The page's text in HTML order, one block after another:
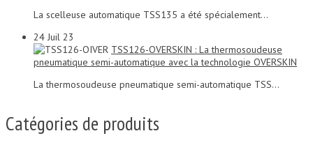
La scelleuse automatique TSS135 a été spécialement...
24 Juil 23
TSS126-OVERSKIN : La thermosoudeuse
pneumatique semi-automatique avec la technologie OVERSKIN
La thermosoudeuse pneumatique semi-automatique TSS...
Catégories de produits